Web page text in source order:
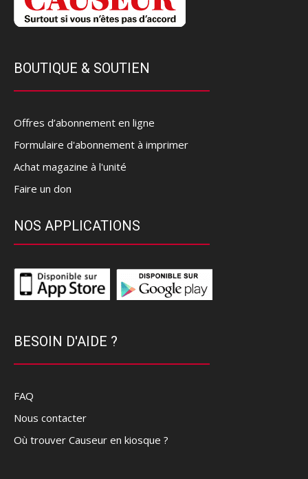
BOUTIQUE & SOUTIEN
Offres d’abonnement en ligne
Formulaire d'abonnement à imprimer
Achat magazine à l'unité
Faire un don
NOS APPLICATIONS
BESOIN D'AIDE ?
FAQ
Nous contacter
Où trouver Causeur en kiosque ?